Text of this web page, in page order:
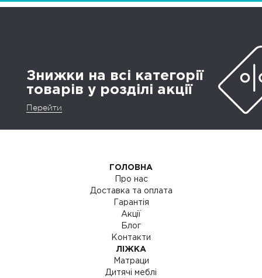
Знижки на всі категорії
товарів у розділі акції
Перейти
ГОЛОВНА
Про нас
Доставка та оплата
Гарантія
Акції
Блог
Контакти
ЛІЖКА
Матраци
Дитячі меблі